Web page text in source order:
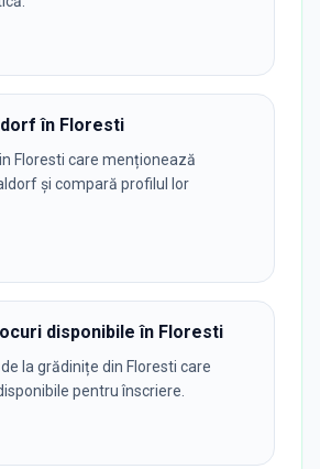
în Floresti
Floresti care menționează
și compară profilul lor
disponibile în Floresti
la grădinițe din Floresti care
pentru înscriere.